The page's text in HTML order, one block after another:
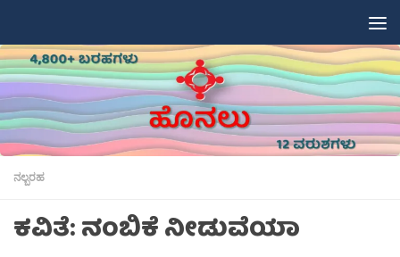
ನಲ್ಬರಹ
ಕವಿತೆ: ನಂಬಿಕೆ ನೀಡುವೆಯಾ